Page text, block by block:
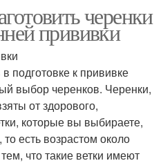
черенки
прививки
подготовке к прививке
выбор черенков. Черенки,
от здорового,
которые вы выбираете,
есть возрастом около
что такие ветки имеют